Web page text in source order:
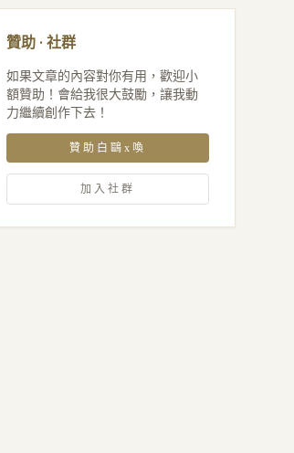
贊助 · 社群
如果文章的內容對你有用，歡迎小
額贊助！會給我很大鼓勵，讓我動
力繼續創作下去！
贊助白鷗x喚
加入社群